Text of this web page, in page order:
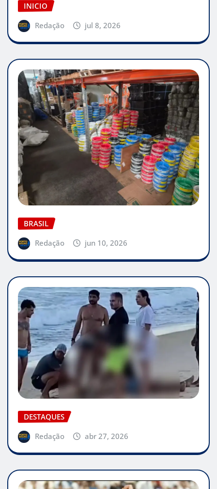
INICIO
Redação
jul 8, 2026
BRASIL
Redação
jun 10, 2026
DESTAQUES
Redação
abr 27, 2026